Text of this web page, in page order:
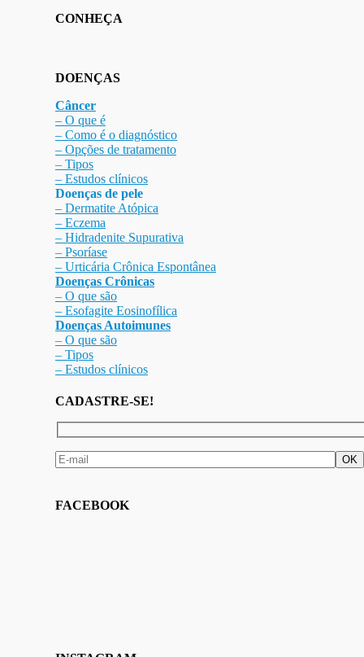
CONHEÇA
DOENÇAS
Câncer
– O que é
– Como é o diagnóstico
– Opções de tratamento
– Tipos
– Estudos clínicos
Doenças de pele
– Dermatite Atópica
– Eczema
– Hidradenite Supurativa
– Psoríase
– Urticária Crônica Espontânea
Doenças Crônicas
– O que são
– Esofagite Eosinofílica
Doenças Autoimunes
– O que são
– Tipos
– Estudos clínicos
CADASTRE-SE!
FACEBOOK